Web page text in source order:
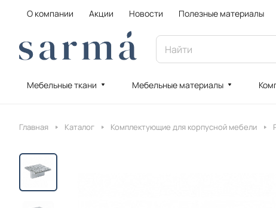
О компании Акции Новости Полезные материалы
Мебельные ткани Мебельные материалы
Главная Каталог Комплектующие для корпусной мебели